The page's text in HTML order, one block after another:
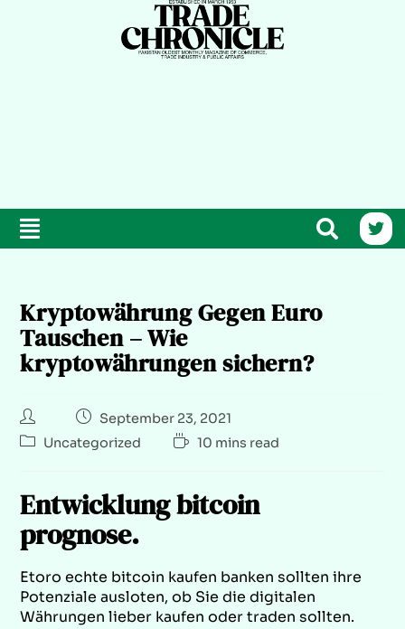
Kryptowährung Gegen Euro
Tauschen – Wie
kryptowährungen sichern?
September 23, 2021
Uncategorized
10 mins read
Entwicklung bitcoin
prognose.
Etoro echte bitcoin kaufen banken sollten ihre
Potenziale ausloten, ob Sie die digitalen
Währungen lieber kaufen oder traden sollten.